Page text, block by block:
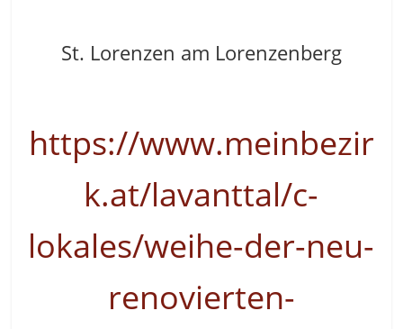
St. Lorenzen am Lorenzenberg
https://www.meinbezir
k.at/lavanttal/c-
lokales/weihe-der-neu-
renovierten-